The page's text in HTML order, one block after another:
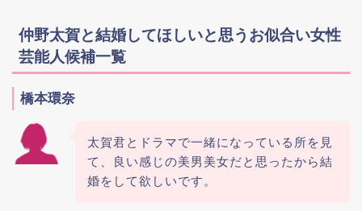
仲野太賀と結婚してほしいと思うお似合い女性
芸能人候補一覧
橋本環奈
太賀君とドラマで一緒になっている所を見
て、良い感じの美男美女だと思ったから結
婚をして欲しいです。